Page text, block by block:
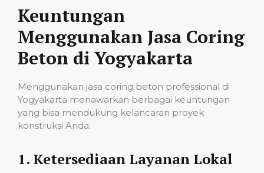
Keuntungan
Menggunakan Jasa Coring
Beton di Yogyakarta
Menggunakan jasa coring beton professional di
Yogyakarta menawarkan berbagai keuntungan
yang bisa mendukung kelancaran proyek
konstruksi Anda:
1. Ketersediaan Layanan Lokal